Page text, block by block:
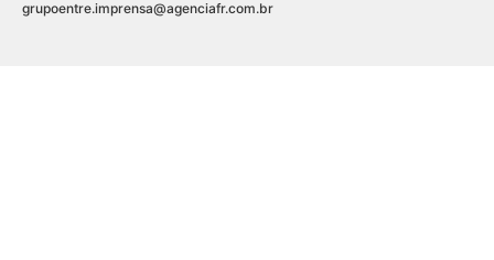
grupoentre.imprensa@agenciafr.com.br